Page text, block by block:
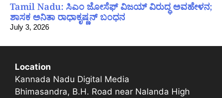
Tamil Nadu: ಸಿಎಂ ಜೋಸೆಫ್ ವಿಜಯ್ ವಿರುದ್ಧ ಅವಹೇಳನ;
ಶಾಸಕ ಅನಿತಾ ರಾಧಾಕೃಷ್ಣನ್ ಬಂಧನ
July 3, 2026
Location
Kannada Nadu Digital Media
Bhimasandra, B.H. Road near Nalanda High